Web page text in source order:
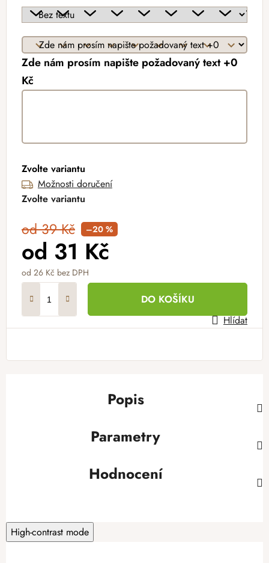
Zde nám prosím napište požadovaný text +0
Kč
Zvolte variantu
Možnosti doručení
Zvolte variantu
od 39 Kč –20 %
od 31 Kč
od 26 Kč bez DPH
DO KOŠÍKU
Hlídat
Popis
Parametry
Hodnocení
High-contrast mode